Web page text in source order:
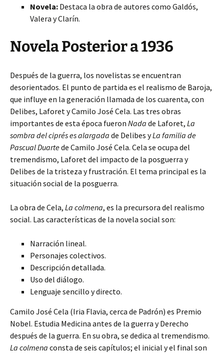
Novela: Destaca la obra de autores como Galdós,
Valera y Clarín.
Novela Posterior a 1936
Después de la guerra, los novelistas se encuentran
desorientados. El punto de partida es el realismo de Baroja,
que influye en la generación llamada de los cuarenta, con
Delibes, Laforet y Camilo José Cela. Las tres obras
importantes de esta época fueron Nada de Laforet, La
sombra del ciprés es alargada de Delibes yLa familia de
Pascual Duartede Camilo José Cela. Cela se ocupa del
tremendismo, Laforet del impacto de la posguerra y
Delibes de la tristeza y frustración. El tema principal es la
situación social de la posguerra.
La obra de Cela, La colmena, es la precursora del realismo
social. Las características de la novela social son:
Narración lineal.
Personajes colectivos.
Descripción detallada.
Uso del diálogo.
Lenguaje sencillo y directo.
Camilo José Cela (Iria Flavia, cerca de Padrón) es Premio
Nobel. Estudia Medicina antes de la guerra y Derecho
después de la guerra. En su obra, se dedica al tremendismo.
La colmena consta de seis capítulos; el inicial y el final son